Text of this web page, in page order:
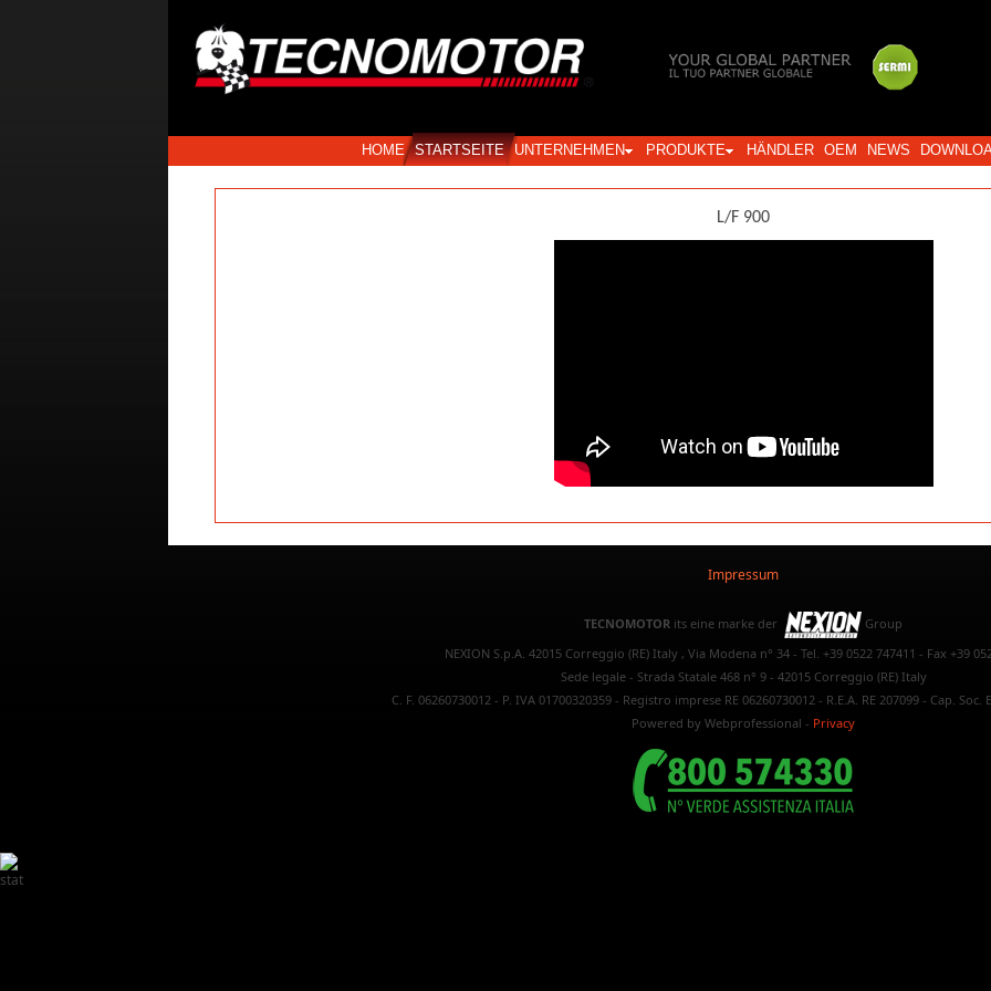
HOME STARTSEITE UNTERNEHMEN PRODUKTE HÄNDLER OEM NEWS
L/F 900
Impressum
TECNOMOTOR its eine marke der
Group
NEXION S.p.A. 42015 Correggio (RE) Italy , Via Modena n° 34 - Tel. +39 0522 747411 - Fax +39
Sede legale - Strada Statale 468 n° 9 - 42015 Correggio (RE) Italy
C. F. 06260730012 - P. IVA 01700320359 - Registro imprese RE 06260730012 - R.E.A. RE 207099 - Cap. Soc.
Powered by Webprofessional - Privacy